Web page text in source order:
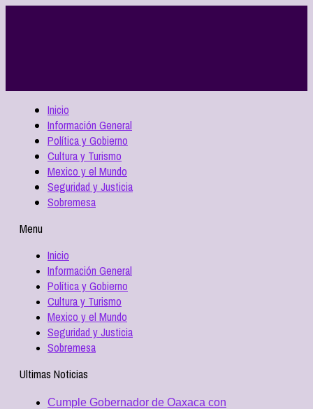
Inicio
Información General
Política y Gobierno
Cultura y Turismo
Mexico y el Mundo
Seguridad y Justicia
Sobremesa
Menu
Inicio
Información General
Política y Gobierno
Cultura y Turismo
Mexico y el Mundo
Seguridad y Justicia
Sobremesa
Ultimas Noticias
Cumple Gobernador de Oaxaca con